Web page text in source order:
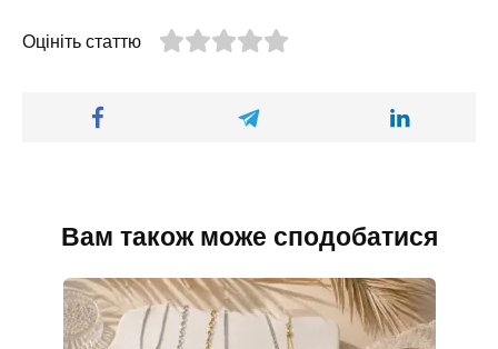
Оцініть статтю
Вам також може сподобатися